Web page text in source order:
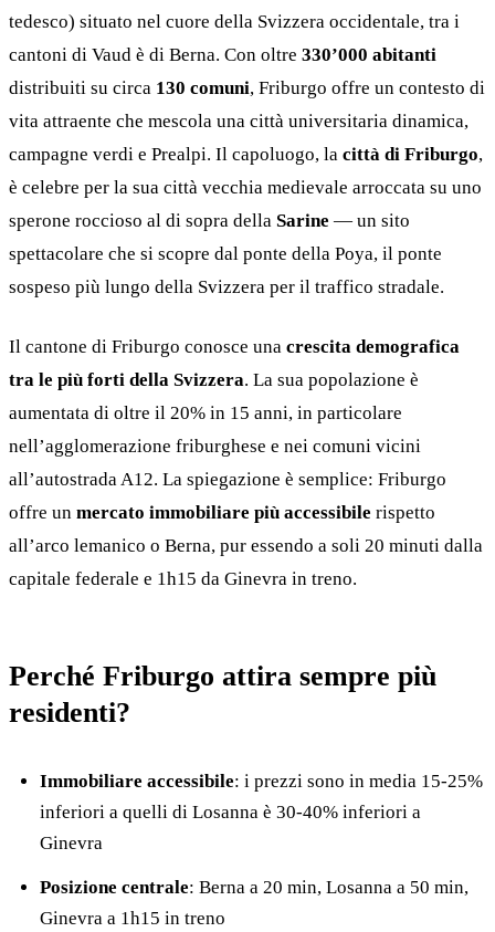
tedesco) situato nel cuore della Svizzera occidentale, tra i
cantoni di Vaud è di Berna. Con oltre 330’000 abitanti
distribuiti su circa 130 comuni, Friburgo offre un contesto di
vita attraente che mescola una città universitaria dinamica,
campagne verdi e Prealpi. Il capoluogo, la città di Friburgo,
è celebre per la sua città vecchia medievale arroccata su uno
sperone roccioso al di sopra della Sarine — un sito
spettacolare che si scopre dal ponte della Poya, il ponte
sospeso più lungo della Svizzera per il traffico stradale.
Il cantone di Friburgo conosce una crescita demografica
tra le più forti della Svizzera. La sua popolazione è
aumentata di oltre il 20% in 15 anni, in particolare
nell’agglomerazione friburghese e nei comuni vicini
all’autostrada A12. La spiegazione è semplice: Friburgo
offre un mercato immobiliare più accessibile rispetto
all’arco lemanico o Berna, pur essendo a soli 20 minuti dalla
capitale federale e 1h15 da Ginevra in treno.
Perché Friburgo attira sempre più
residenti?
Immobiliare accessibile: i prezzi sono in media 15-25%
inferiori a quelli di Losanna è 30-40% inferiori a
Ginevra
Posizione centrale: Berna a 20 min, Losanna a 50 min,
Ginevra a 1h15 in treno